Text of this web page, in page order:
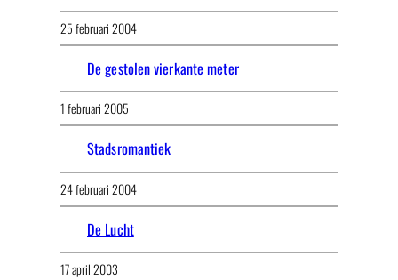
25 februari 2004
De gestolen vierkante meter
1 februari 2005
Stadsromantiek
24 februari 2004
De Lucht
17 april 2003